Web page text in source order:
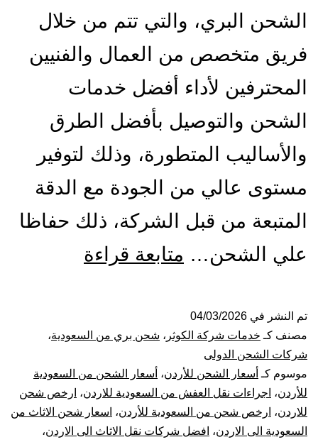
الشحن البري، والتي تتم من خلال
فريق متخصص من العمال والفنيين
المحترفين لأداء أفضل خدمات
الشحن والتوصيل بأفضل الطرق
والأساليب المتطورة، وذلك لتوفير
مستوى عالي من الجودة مع الدقة
المتبعة من قبل الشركة، ذلك حفاظا
علي الشحن… متابعة قراءة
الي
الاردن
تم النشر في 04/03/2026
مصنف كـ خدمات شركة الكوثر ، شحن بري من السعودية،
شركات الشحن الدولى
موسوم كـ أسعار الشحن للأردن، أسعار الشحن من السعودية
للأردن، اجراءات نقل العفش من السعودية للاردن، ارخص شحن
للاردن، ارخص شحن من السعودية للأردن، اسعار شحن الاثاث من
السعودية الى الاردن، افضل شركات نقل الاثاث الى الاردن،